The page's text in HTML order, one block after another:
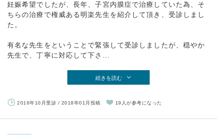
妊娠希望でしたが、長年、子宮内膜症で治療していた為、そ
ちらの治療で権威ある明楽先生を紹介して頂き、受診しまし
た。
有名な先生をということで緊張して受診しましたが、穏やか
先生で、丁寧に対応して下さ...
続きを読む
2016年10月受診 / 2018年01月投稿 19人が参考になった